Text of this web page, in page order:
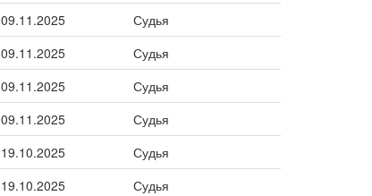
09.11.2025
Судья
09.11.2025
Судья
09.11.2025
Судья
09.11.2025
Судья
19.10.2025
Судья
19.10.2025
Судья